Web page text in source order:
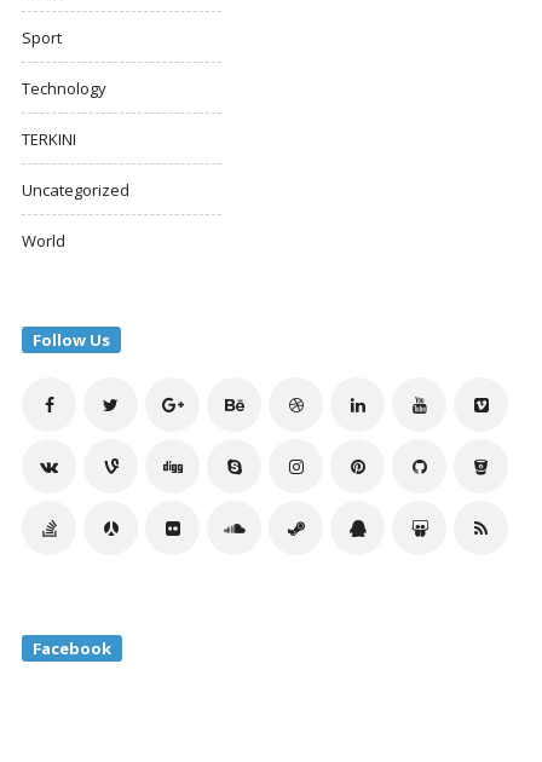
Sport
Technology
TERKINI
Uncategorized
World
Follow Us
Facebook